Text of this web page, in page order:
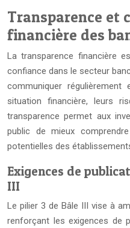
Transparence et
financière des
La transparence financière
confiance dans le secteur
communiquer
situation financière, leurs
transparence permet aux
public de mieux
potentielles des
Exigences de
III
Le pilier 3 de Bâle III vise à
renforçant les exigences de